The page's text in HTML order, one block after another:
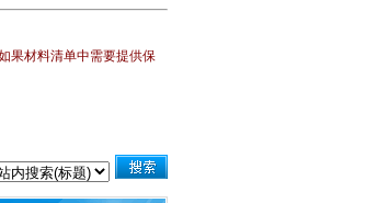
果材料清单中需要提供保